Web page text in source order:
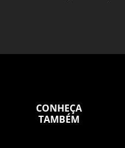
CONHEÇA
TAMBÉM